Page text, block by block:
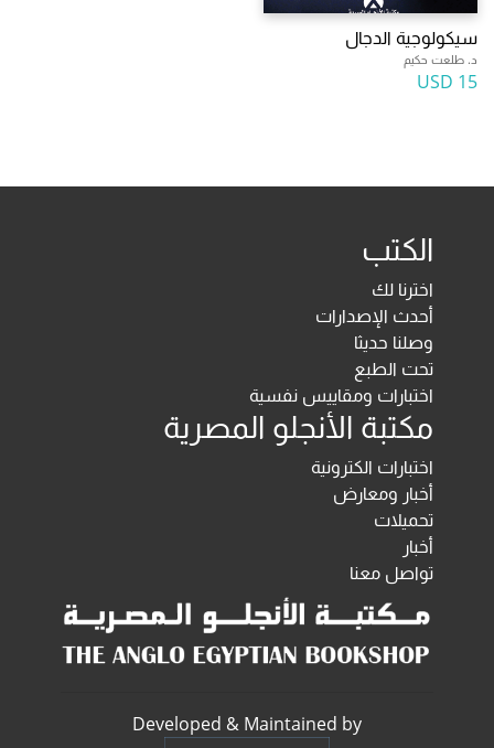
سيكولوجية الدجال
د. طلعت حكيم
15 USD
الكتب
اخترنا لك
أحدث الإصدارات
وصلنا حديثا
تحت الطبع
اختبارات ومقاييس نفسية
مكتبة الأنجلو المصرية
اختبارات الكترونية
أخبار ومعارض
تحميلات
أخبار
تواصل معنا
Developed & Maintained by